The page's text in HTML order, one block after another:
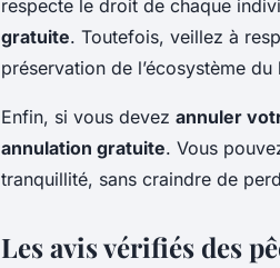
respecte le droit de chaque
gratuite. Toutefois, veillez à
préservation de l’écosystème du
Enfin, si vous devez annuler
annulation gratuite. Vous
tranquillité, sans craindre de
Les avis vérifiés des